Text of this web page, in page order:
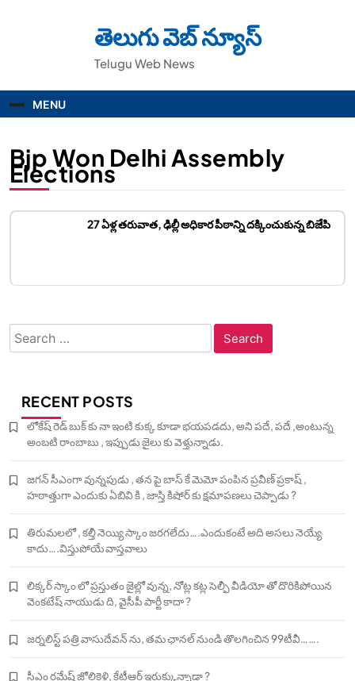
తెలుగు వెబ్ న్యూస్
Telugu Web News
MENU
Bjp Won Delhi Assembly
Elections
27 ఏళ్ల తరువాత, ఢిల్లీ అధికార పీఠాన్ని దక్కించుకున్న బిజేపి
Search
for:
RECENT POSTS
లోకేష్ రెడ్ బుక్ కు నా ఇంటి కుక్క కూడా భయపడదు, అని పదే, పదే ,అంటున్న
అంబటి రాంబాబు , ఇప్పుడు జైలు కు వెళ్తున్నాడు.
జగన్ సీఎంగా వున్నపుడు , తన పై బాస్ కే మెమో పంపిన ప్రవీణ్ ప్రకాష్ ,
హఠాత్తుగా ఎందుకు ఏబివి కి , జాస్తి కిషోర్ కు క్షమాపణలు చెప్పాడు ?
తిరుమలలో , కల్తీ నెయ్యి స్కాం జరగలేదు….ఎందుకంటే అది అసలు నెయ్యే
కాదు….విస్తుపోయే వాస్తవాలు
లిక్కర్ స్కాం లో ప్రస్తుతం జైల్లో వున్న, నోట్ల కట్ల సెల్ఫీ వీడియో తో దొరికిపోయిన
వెంకటేష్ నాయుడు ది, వైసీపీ పార్టీ కాదా ?
జర్నలిస్ట్ పత్రి వాసుదేవన్ ను, తమ ఛానల్ నుండి తొలగించిన 99టీవీ…….
సీఎం రమేష్ జోలికెళ్లి, కేటీఆర్ ఇరుక్కున్నాడా ?